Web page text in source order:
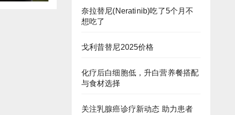
奈拉替尼(Neratinib)吃了5个月不
想吃了
戈利昔替尼2025价格
化疗后白细胞低，升白营养餐搭配
与食材选择
关注乳腺癌诊疗新动态 助力患者